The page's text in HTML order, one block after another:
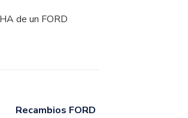
de un FORD
Recambios FORD